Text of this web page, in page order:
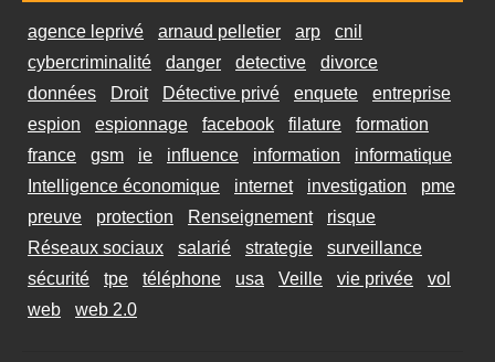
agence leprivé arnaud pelletier arp
cnil
cybercriminalité
danger detective
divorce
données
Droit Détective privé enquete
entreprise
espion
espionnage facebook filature
formation
france
gsm ie influence information
informatique
Intelligence économique
internet investigation
pme
preuve
protection Renseignement
risque
Réseaux sociaux
salarié strategie
surveillance
sécurité
tpe téléphone usa Veille vie privée
vol
web
web 2.0